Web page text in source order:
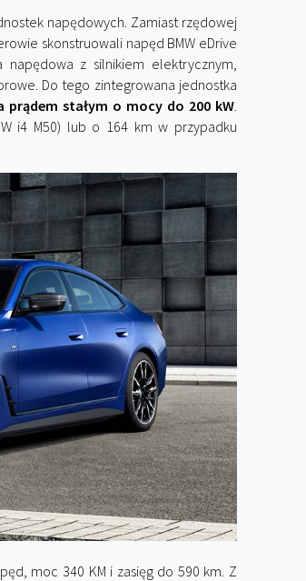
napędowych. Zamiast rzędowej
skonstruowali napęd BMW eDrive
z silnikiem elektrycznym,
Do tego zintegrowana jednostka
stałym o mocy do 200 kW
i4 M50) lub o 164 km w przypadku
moc 340 KM i zasięg do 590 km. Z